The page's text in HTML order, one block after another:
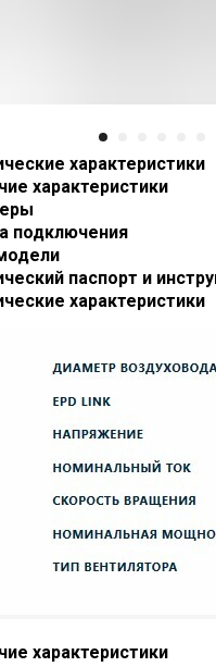
характеристики
характеристики
подключения
паспорт и
характеристики
характеристики